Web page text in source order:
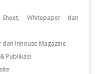
Whitepaper dan
Inhouse Magazine
Publikasi